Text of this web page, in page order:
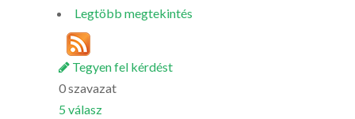
Legtöbb megtekintés
Tegyen fel kérdést
0szavazat
5 válasz